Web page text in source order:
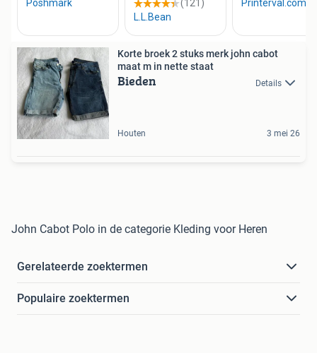
Korte broek 2 stuks merk john cabot
maat m in nette staat
Bieden Details
Houten 3 mei 26
John Cabot Polo in de categorie Kleding voor Heren
Gerelateerde zoektermen
Populaire zoektermen